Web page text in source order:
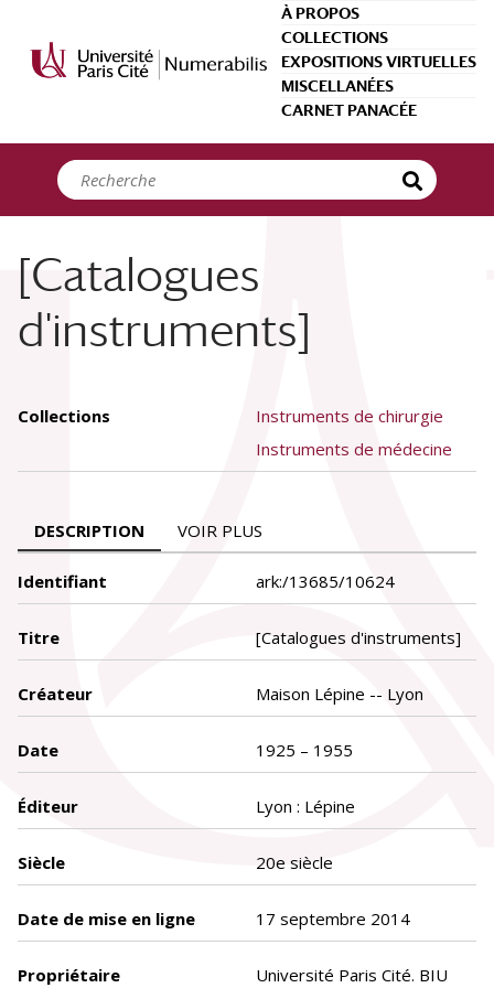
À PROPOS
COLLECTIONS
EXPOSITIONS VIRTUELLES
MISCELLANÉES
CARNET PANACÉE
[Catalogues
d'instruments]
Collections
Instruments de chirurgie
Instruments de médecine
DESCRIPTION VOIR PLUS
Identifiant ark:/13685/10624
Titre [Catalogues d'instruments]
Créateur Maison Lépine -- Lyon
Date 1925 – 1955
Éditeur Lyon : Lépine
Siècle 20e siècle
Date de mise en ligne 17 septembre 2014
Propriétaire
Université Paris Cité. BIU